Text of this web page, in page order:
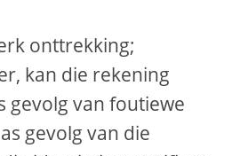
onttrekking;
kan die rekening
gevolg van foutiewe
gevolg van die